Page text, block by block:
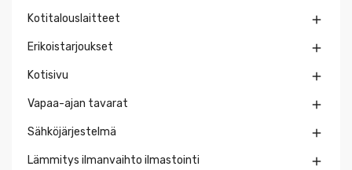
Kotitalouslaitteet 
Erikoistarjoukset 
Kotisivu 
Vapaa-ajan tavarat 
Sähköjärjestelmä 
Lämmitys ilmanvaihto ilmastointi 